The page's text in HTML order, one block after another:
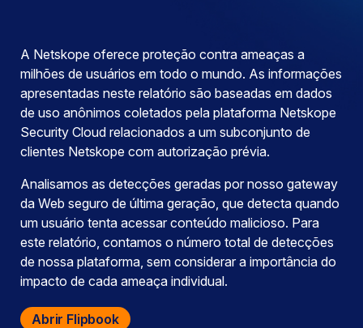
A Netskope oferece proteção contra ameaças a
milhões de usuários em todo o mundo. As informações
apresentadas neste relatório são baseadas em dados
de uso anônimos coletados pela plataforma Netskope
Security Cloud relacionados a um subconjunto de
clientes Netskope com autorização prévia.
Analisamos as detecções geradas por nosso gateway
da Web seguro de última geração, que detecta quando
um usuário tenta acessar conteúdo malicioso. Para
este relatório, contamos o número total de detecções
de nossa plataforma, sem considerar a importância do
impacto de cada ameaça individual.
Abrir Flipbook